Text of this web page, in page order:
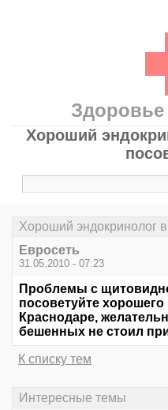
Хороший
Хороший эндокринолог
Евросеть
31.05.2010 - 07:23
Проблемы с
посоветуйте
Краснодаре,
бешенных не стоил
К списку тем
Интересные темы